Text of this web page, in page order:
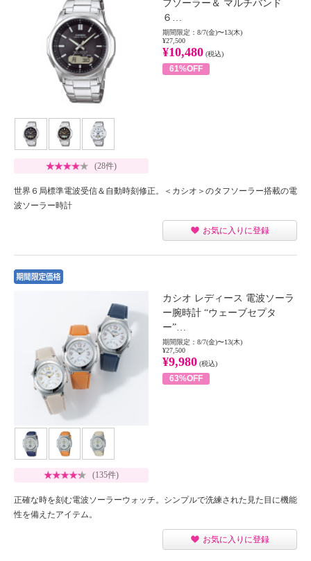
フソーラー＆ マルチバンド
６…
期間限定：8/7(金)〜13(木)
¥27,500
¥10,480 (税込)
61%OFF
(28件)
世界６局標準電波受信＆自動時刻修正。＜カシオ＞のタフソーラー搭載の電
波ソーラー時計
お気に入りに登録
カシオ レディース 電波ソーラ
ー腕時計 “ウェーブセプタ
ー”…
期間限定：8/7(金)〜13(木)
¥27,500
¥9,980 (税込)
63%OFF
(135件)
正確な時を刻む電波ソーラーウォッチ。シンプルで洗練された見た目に機能
性を備えたアイテム。
お気に入りに登録